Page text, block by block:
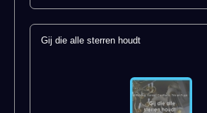
Gij die alle sterren houdt